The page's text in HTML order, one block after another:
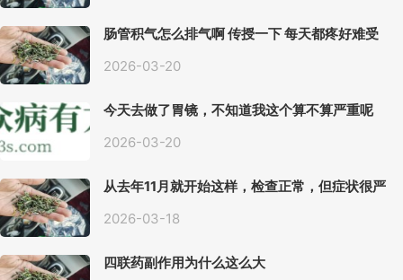
肠管积气怎么排气啊 传授一下 每天都疼好难受
2026-03-20
今天去做了胃镜，不知道我这个算不算严重呢
2026-03-20
从去年11月就开始这样，检查正常，但症状很严
食物发酵气体的难受感，打出来就好一些，还一
2026-03-18
四联药副作用为什么这么大